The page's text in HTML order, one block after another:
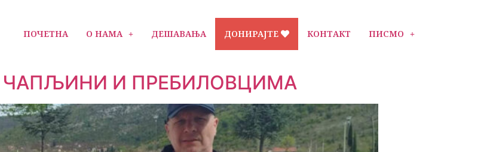
ПОЧЕТНА О НАМА ДЕШАВАЊА ДОНИРАЈТЕ КОНТАКТ ПИСМО
ЧАПЉИНИ И ПРЕБИЛОВЦИМА